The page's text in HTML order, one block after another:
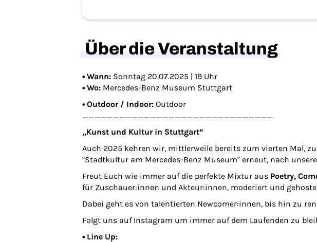
Über die Veranstaltung
• Wann: Sonntag 20.07.2025 | 19 Uhr
• Wo: Mercedes-Benz Museum Stuttgart
• Outdoor / Indoor: Outdoor
_______________________________
„Kunst und Kultur in Stuttgart“
Auch 2025 kehren wir, mittlerweile bereits zum vierten Mal,
"Stadtkultur am Mercedes-Benz Museum" erneut, nach
Freut Euch wie immer auf die perfekte Mixtur aus Poetry,
für Zuschauer:innen und Akteur:innen, moderiert und
Dabei geht es von talentierten Newcomer:innen, bis hin zu
Folgt uns auf Instagram um immer auf dem Laufenden zu
• Line Up: